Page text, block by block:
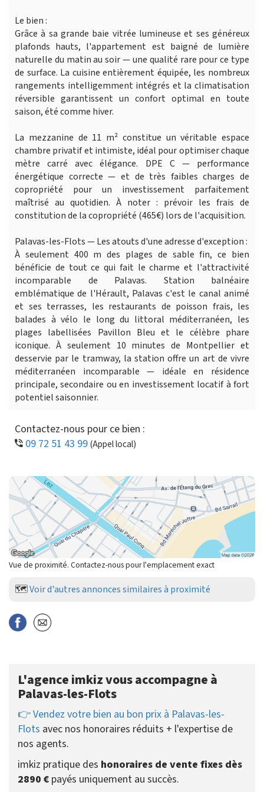
Le bien :
Grâce à sa grande baie vitrée lumineuse et ses généreux
plafonds hauts, l'appartement est baigné de lumière
naturelle du matin au soir — une qualité rare pour ce type
de surface. La cuisine entièrement équipée, les nombreux
rangements intelligemment intégrés et la climatisation
réversible garantissent un confort optimal en toute
saison, été comme hiver.
La mezzanine de 11 m² constitue un véritable espace
chambre privatif et intimiste, idéal pour optimiser chaque
mètre carré avec élégance. DPE C — performance
énergétique correcte — et de très faibles charges de
copropriété pour un investissement parfaitement
maîtrisé au quotidien. À noter : prévoir les frais de
constitution de la copropriété (465€) lors de l'acquisition.
Palavas-les-Flots — Les atouts d'une adresse d'exception :
À seulement 400 m des plages de sable fin, ce bien
bénéficie de tout ce qui fait le charme et l'attractivité
incomparable de Palavas. Station balnéaire
emblématique de l'Hérault, Palavas c'est le canal animé
et ses terrasses, les restaurants de poisson frais, les
balades à vélo le long du littoral méditerranéen, les
plages labellisées Pavillon Bleu et le célèbre phare
iconique. À seulement 10 minutes de Montpellier et
desservie par le tramway, la station offre un art de vivre
méditerranéen incomparable — idéale en résidence
principale, secondaire ou en investissement locatif à fort
potentiel saisonnier.
Contactez-nous pour ce bien :
09 72 51 43 99(Appel local)
Vue de proximité. Contactez-nous pour l'emplacement exact
🗺️Voir d'autres annonces similaires à proximité
L'agence imkiz vous accompagne à
Palavas-les-Flots
👉 Vendez votre bien au bon prix à Palavas-les-
Flots avec nos honoraires réduits + l'expertise de
nos agents.
imkiz pratique des honoraires de vente fixes dès
2890 € payés uniquement au succès.